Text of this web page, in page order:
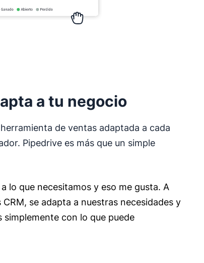
a tu negocio
de ventas adaptada a cada
Pipedrive es más que un simple
lo que necesitamos y eso me gusta. A
se adapta a nuestras necesidades y
con lo que puede